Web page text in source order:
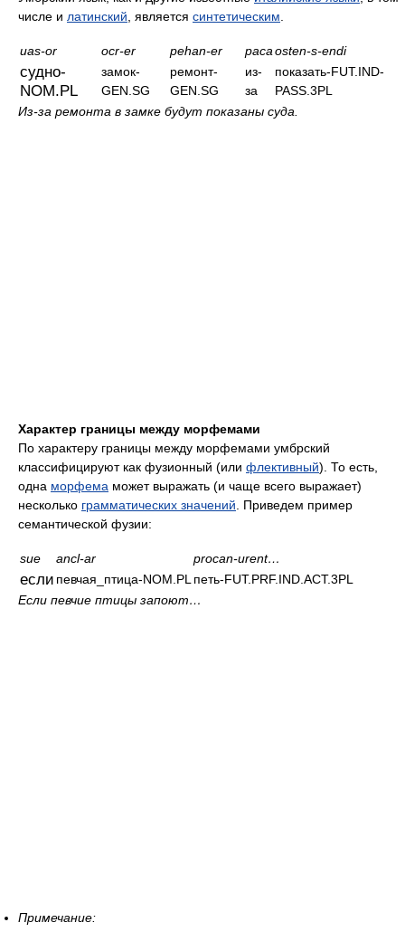
числе и латинский , является синтетическим
uas-or ocr-er pehan-er pacaosten-s-endi
судно-
NOM.PL
замок-
GEN.SG
ремонт-
GEN.SG
из-
за
показать-FUT.IND-
PASS.3PL
Из-за ремонта в замке будут показаны суда.
Характер границы между морфемами
По характеру границы между морфемами умбрский
классифицируют как фузионный (или флективный). То есть,
одна морфема может выражать (и чаще всего выражает)
несколько грамматических значений . Приведем пример
семантической фузии:
sue ancl-ar procan-urent…
если певчая_птица-NOM.PL петь-FUT.PRF.IND.ACT.3PL
Если певчие птицы запоют…
Примечание: